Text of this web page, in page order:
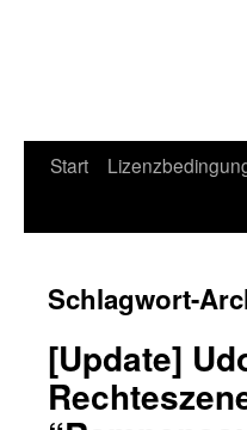
Start
Schlagwort-
[Update]